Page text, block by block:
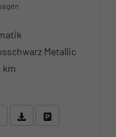
Metallic
km
anfragen
Wir rufen Sie anFahrzeugexposé (PDF)